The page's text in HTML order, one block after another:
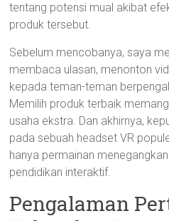
tentang potensi mual akibat
produk tersebut.
Sebelum mencobanya, saya
membaca ulasan, menonton
kepada teman-teman
Memilih produk terbaik
usaha ekstra. Dan akhirnya,
pada sebuah headset VR
hanya permainan
pendidikan interaktif.
Pengalaman